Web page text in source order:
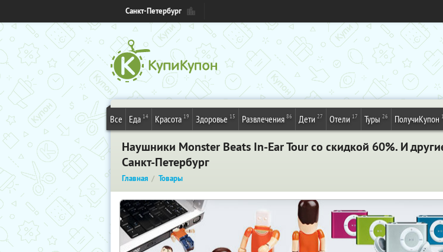
Санкт-Петербург
Все Еда 14 Красота 19 Здоровье 15 Развлечения 86 Дети 27 Отели 17 Туры 26 ПолучиКупон
Наушники Monster Beats In-Ear Tour со скидкой 60%. И
Санкт-Петербург
Главная Товары